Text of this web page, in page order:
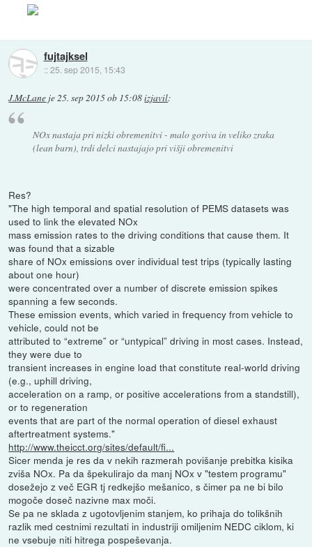
fujtajksel
::25. sep 2015, 15:43
J.McLane je25. sep 2015 ob 15:08izjavil:
NOx nastaja pri nizki obremenitvi - malo goriva in veliko zraka
(lean burn), trdi delci nastajajo pri višji obremenitvi
Res?
"The high temporal and spatial resolution of PEMS datasets was
used to link the elevated NOx
mass emission rates to the driving conditions that cause them. It
was found that a sizable
share of NOx emissions over individual test trips (typically lasting
about one hour)
were concentrated over a number of discrete emission spikes
spanning a few seconds.
These emission events, which varied in frequency from vehicle to
vehicle, could not be
attributed to “extreme” or “untypical” driving in most cases. Instead,
they were due to
transient increases in engine load that constitute real-world driving
(e.g., uphill driving,
acceleration on a ramp, or positive accelerations from a standstill),
or to regeneration
events that are part of the normal operation of diesel exhaust
aftertreatment systems."
http://www.theicct.org/sites/default/fi...
Sicer menda je res da v nekih razmerah povišanje prebitka kisika
zviša NOx. Pa da špekulirajo da manj NOx v "testem programu"
dosežejo z več EGR tj redkejšo mešanico, s čimer pa ne bi bilo
mogoče doseč nazivne max moči.
Se pa ne sklada z ugotovljenim stanjem, ko prihaja do tolikšnih
razlik med cestnimi rezultati in industriji omiljenim NEDC ciklom, ki
ne vsebuje niti hitrega pospeševanja.